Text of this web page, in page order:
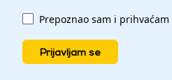
Prepoznao sam i prihvaćam
Prijavljam se